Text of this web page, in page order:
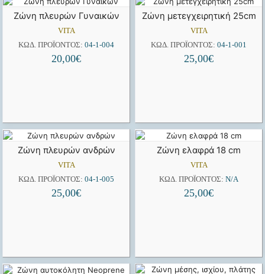
Ζώνη πλευρών Γυναικών
VITA
ΚΩΔ. ΠΡΟΪΌΝΤΟΣ: 04-1-004
20,00€
Ζώνη μετεγχειρητική 25cm
VITA
ΚΩΔ. ΠΡΟΪΌΝΤΟΣ: 04-1-001
25,00€
Ζώνη πλευρών ανδρών
VITA
ΚΩΔ. ΠΡΟΪΌΝΤΟΣ: 04-1-005
25,00€
Ζώνη ελαφρά 18 cm
VITA
ΚΩΔ. ΠΡΟΪΌΝΤΟΣ: N/A
25,00€